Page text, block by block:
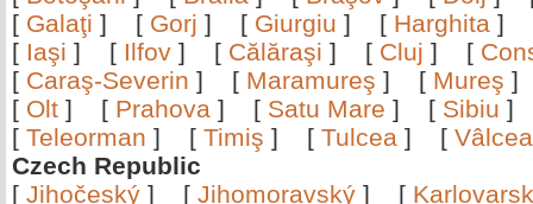
[ Galaţi ] [ Gorj ] [ Giurgiu ] [ Harghita ]
[ Iaşi ] [ Ilfov ] [ Călăraşi ] [ Cluj ] [
[ Caraş-Severin ] [ Maramureş ] [ Mureş
[ Olt ] [ Prahova ] [ Satu Mare ] [ Sibiu
[ Teleorman ] [ Timiş ] [ Tulcea ] [
Czech Republic
[ Jihočeský ] [ Jihomoravský ] [